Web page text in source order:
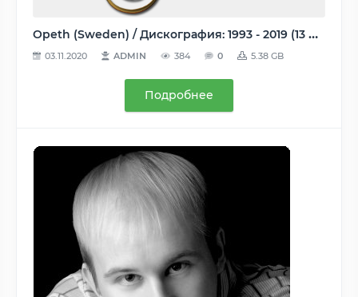
Opeth (Sweden) / Дискография: 1993 - 2019 (13 Albums; 10 Singles; 2 EPs; 1 Comp.; 5 Lives; 1 Split with Enslaved; 4 Reissue / Remastered Albums; 1 Demo) / MP3 128 - 320 Kbps
03.11.2020 ADMIN 384 0 5.38 GB
Подробнее